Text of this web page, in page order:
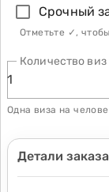
Срочный
Отметьте ✓,
1
Количество виз
Одна виза на
Детали